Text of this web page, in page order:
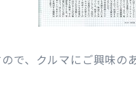
で、クルマにご興味の